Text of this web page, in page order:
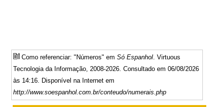
Como referenciar: "Números" emSó Espanhol. Virtuous
Tecnologia da Informação, 2008-2026. Consultado em 06/08/2026
às 14:16. Disponível na Internet em
http://www.soespanhol.com.br/conteudo/numerais.php